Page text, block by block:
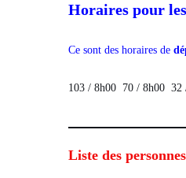
Horaires pour
Ce sont des horaires de
103 / 8h00 70 / 8h00 32
Liste des